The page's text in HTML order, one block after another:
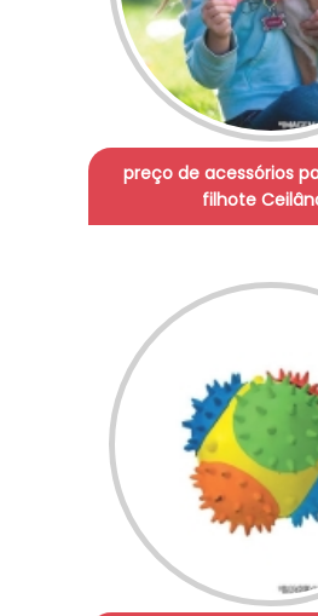
preço de acessórios
filhote